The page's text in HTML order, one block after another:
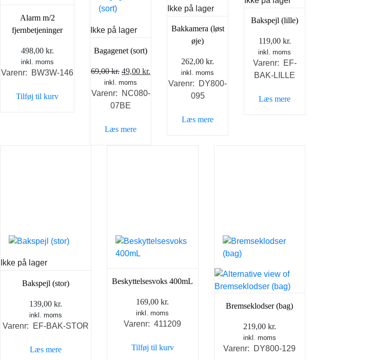
Alarm m/2
fjernbetjeninger
498,00 kr.
inkl. moms
Varenr: BW3W-146
Tilføj til kurv
Ikke på lager
Bagagenet (sort)
69,00kr. Den
oprindelige
pris
var:
49,00 kr.
aktuelle
pris
49,00 kr..
inkl. moms
Varenr: NC080-
07BE
Læs mere
Ikke på lager
Bakkamera (løst
øje)
262,00 kr.
inkl. moms
Varenr: DY800-
095
Læs mere
Bakspejl (lille)
119,00 kr.
inkl. moms
Varenr: EF-
BAK-LILLE
Læs mere
Ikke på lager
Bakspejl (stor)
139,00kr.
inkl. moms
Varenr: EF-BAK-STOR
Læs mere
Beskyttelsesvoks 400mL
169,00kr.
inkl. moms
Varenr: 411209
Tilføj til kurv
Bremseklodser (bag)
219,00 kr.
inkl. moms
Varenr: DY800-129